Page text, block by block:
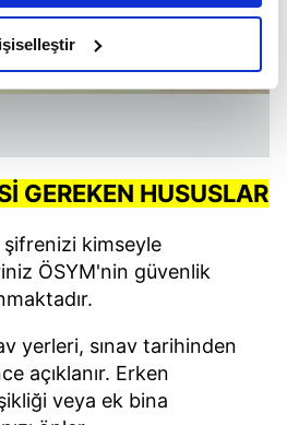
bir reklam deneyimi sunmak
içerikleri sunabilmek adına
ve bu noktada,
karşılamak noktasında tek gelir
reklamlar
sunabilmek için İnternet
kişilere ait çerezler
gerekli olan çerezler bilgi
amacıyla
sitemizin daha işlevsel
GEREKEN HUSUSLAR
şifrenizi kimseyle
ÖSYM'nin güvenlik
yerleri, sınav tarihinden
açıklanır. Erken
veya ek bina